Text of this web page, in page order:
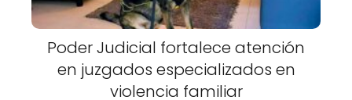
Poder Judicial fortalece atención
en juzgados especializados en
violencia familiar